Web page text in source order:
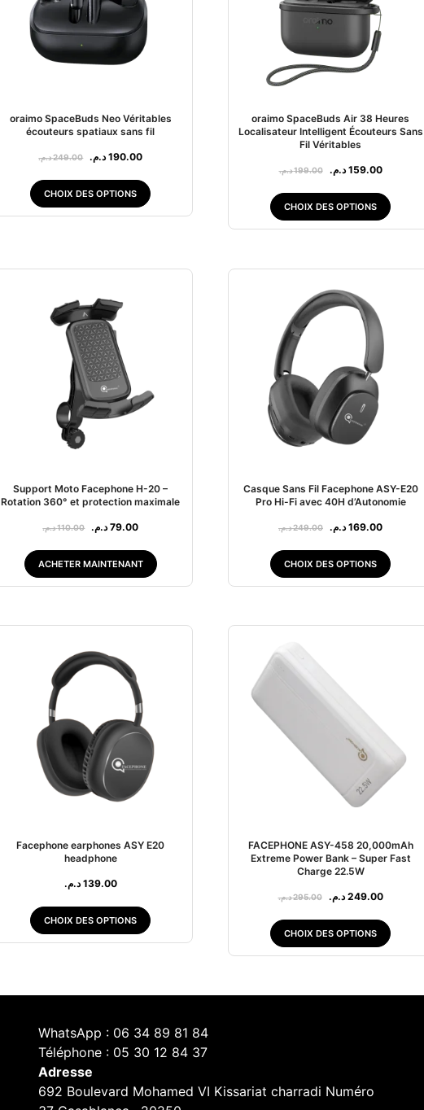
oraimo SpaceBuds Neo Véritables
écouteurs spatiaux sans fil
249.00د.م. 190.00 د.م.
CHOIX DES OPTIONS
oraimo SpaceBuds Air 38 Heures
Localisateur Intelligent Écouteurs Sans
Fil Véritables
199.00د.م. 159.00 د.م.
CHOIX DES OPTIONS
Support Moto Facephone H-20 –
Rotation 360° et protection maximale
110.00د.م. 79.00 د.م.
ACHETER MAINTENANT
Casque Sans Fil Facephone ASY-E20
Pro Hi-Fi avec 40H d’Autonomie
249.00د.م. 169.00 د.م.
CHOIX DES OPTIONS
Facephone earphones ASY E20
headphone
139.00 د.م.
CHOIX DES OPTIONS
FACEPHONE ASY-458 20,000mAh
Extreme Power Bank – Super Fast
Charge 22.5W
295.00د.م. 249.00 د.م.
CHOIX DES OPTIONS
WhatsApp : 06 34 89 81 84
Téléphone : 05 30 12 84 37
Adresse
692 Boulevard Mohamed VI Kissariat charradi Numéro